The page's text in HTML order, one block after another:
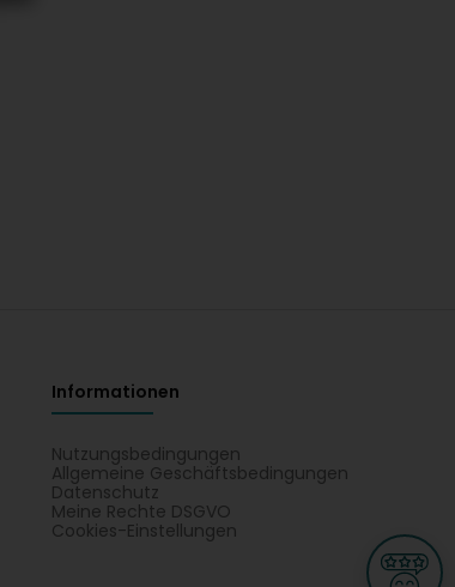
Informationen
Nutzungsbedingungen
Allgemeine Geschäftsbedingungen
Datenschutz
Meine Rechte DSGVO
Cookies-Einstellungen